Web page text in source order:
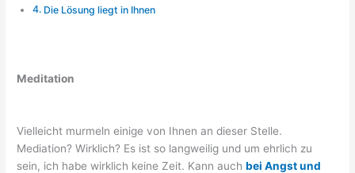
Die Lösung liegt in Ihnen
Meditation
Vielleicht murmeln einige von Ihnen an dieser Stelle.
Mediation? Wirklich? Es ist so langweilig und um ehrlich zu
sein, ich habe wirklich keine Zeit. Kann auchbei Angst und